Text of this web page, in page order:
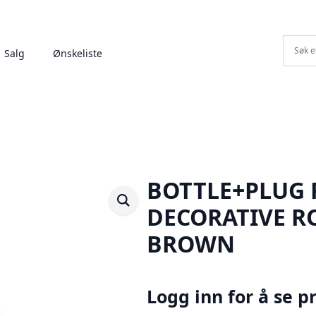
Salg Ønskeliste
BOTTLE+PLUG
DECORATIVE
BROWN
Logg inn for å se